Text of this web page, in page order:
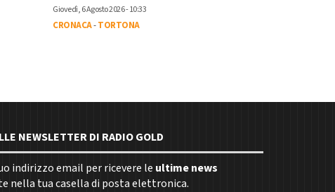
Giovedì, 6 Agosto 2026 - 10:33
CRONACA-TORTONA
NEWSLETTER DI RADIO GOLD
indirizzo email per ricevere le ultime news
nella tua casella di posta elettronica.